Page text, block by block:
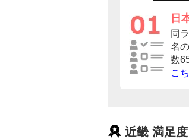
日
同
名
数
こ
近畿 満足